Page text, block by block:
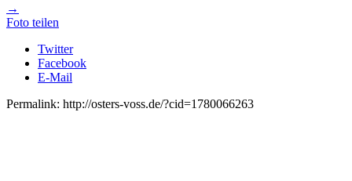
→
Foto teilen
Twitter
Facebook
E-Mail
Permalink: http://osters-voss.de/?cid=1780066263